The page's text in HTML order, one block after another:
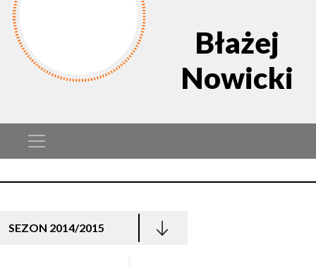
Błażej
Nowicki
SEZON 2014/2015